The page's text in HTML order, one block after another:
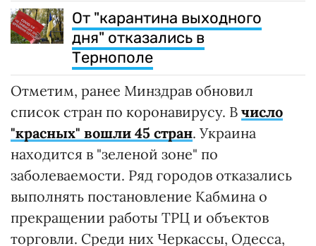
От "карантина выходного
дня" отказались в
Тернополе
Отметим, ранее Минздрав обновил
список стран по коронавирусу. В число
"красных" вошли 45 стран. Украина
находится в "зеленой зоне" по
заболеваемости. Ряд городов отказались
выполнять постановление Кабмина о
прекращении работы ТРЦ и объектов
торговли. Среди них Черкассы, Одесса,